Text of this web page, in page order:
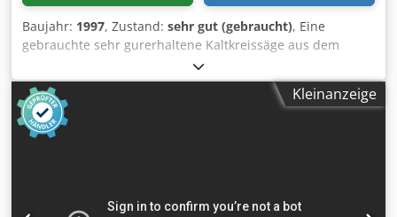
Baujahr: 1997, Zustand: sehr gut (gebraucht), Eine
gebrauchte sehr gurerhaltene Kaltkreissäge aus dem
Hause EISELE ausgestattet mit 370mm Kreissägeblatt,
stufenlos regelbarem Hydro- Pneumatikvorschub,
pneumatischer Materialspannung, Kühlmitteleinrichtung
und Dokumentation. Drehzahl: 17/ 34 U/min
Schnittbereich: Rund 90°/ 45° re. li/ 30° re. 130/ 130/
Arbeitshöhe 900mm Abmessungen der Maschine BxTxH
Kleinanzeige